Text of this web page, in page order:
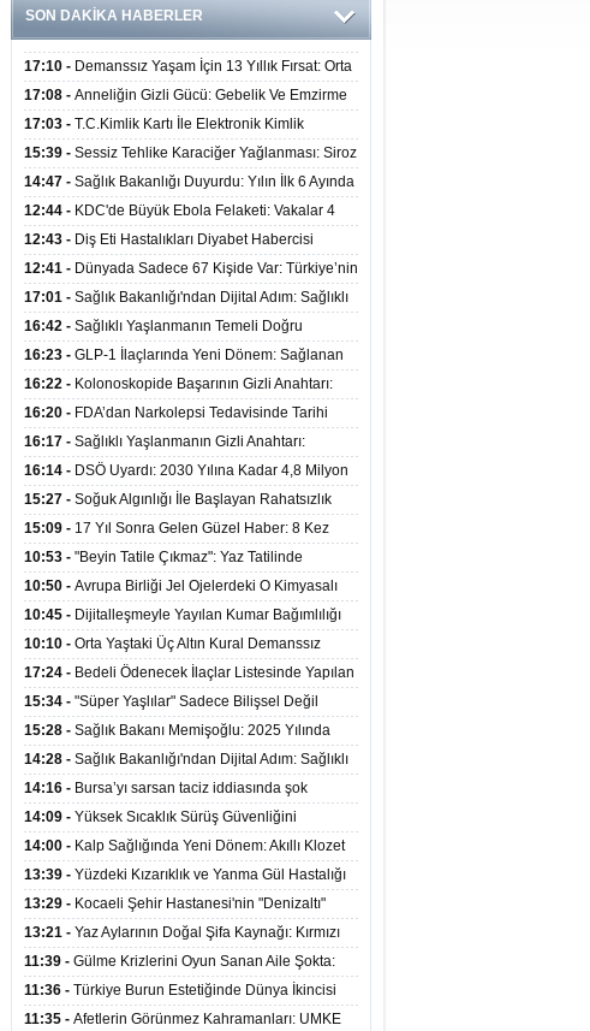
SON DAKİKA HABERLER
17:10 - Demanssız Yaşam İçin 13 Yıllık Fırsat: Orta
Yaştaki Yaşam Tarzı Beyin Sağlığını Belirliyor
17:08 - Anneliğin Gizli Gücü: Gebelik Ve Emzirme
Biyolojik Dayanıklılığı Artırabilir Mi?
17:03 - T.C.Kimlik Kartı İle Elektronik Kimlik
Doğrulama Yöntemi (Biyometrik Kimlik Doğrulama
Sistemi) 07.08.2026
15:39 - Sessiz Tehlike Karaciğer Yağlanması: Siroz
Ve Kalp Krizine Davetiye Çıkarıyor!
14:47 - Sağlık Bakanlığı Duyurdu: Yılın İlk 6 Ayında
10 Binden Fazla Hasta Hiperbarik Oksijen Tedavisi
Aldı
12:44 - KDC'de Büyük Ebola Felaketi: Vakalar 4
Bini Aştı, Virüste Mutasyon Şüphesi!
12:43 - Diş Eti Hastalıkları Diyabet Habercisi
Olabilir: Ağız Sağlığı Ve Şeker Arasındaki Çift Yönlü
Bağ Kanıtlandı
12:41 - Dünyada Sadece 67 Kişide Var: Türkiye’nin
İlk Bundgaard Sendromu Vakası Diyarbakır’da
Teşhis Edildi
17:01 - Sağlık Bakanlığı'ndan Dijital Adım: Sağlıklı
Hayat Merkezlerinde Uzaktan Danışmanlık Dönemi
Başladı
16:42 - Sağlıklı Yaşlanmanın Temeli Doğru
Beslenmeden Geçiyor: İleri Yaşta Hangi Besin
Öğelerine İhtiyaç Duyuluyor?
16:23 - GLP-1 İlaçlarında Yeni Dönem: Sağlanan
Faydalar Yalnızca Kilo Kaybıyla Sınırlı Değil
16:22 - Kolonoskopide Başarının Gizli Anahtarı:
Yetersiz Bağırsak Temizliği Poliplerin Gözden
Kaçmasına Neden Oluyor
16:20 - FDA’dan Narkolepsi Tedavisinde Tarihi
Onay: Oreksin Sistemini Hedefleyen İlk İlaç
Kullanıma Sunuldu
16:17 - Sağlıklı Yaşlanmanın Gizli Anahtarı:
Düzenli Kuvvet Antrenmanı Kas Ve Kemik Sağlığını
Koruyor
16:14 - DSÖ Uyardı: 2030 Yılına Kadar 4,8 Milyon
Hemşire ve Ebe Açığı Oluşabilir
15:27 - Soğuk Algınlığı İle Başlayan Rahatsızlık
Karaciğer Yetmezliği Çıktı: 17 Yıl Sonra Nakille
Hayata Tutundu
15:09 - 17 Yıl Sonra Gelen Güzel Haber: 8 Kez
Reddedilen Hastaya 9'uncu Çağrıda Nakil Yapıldı
10:53 - "Beyin Tatile Çıkmaz": Yaz Tatilinde
Öğrenilenlerin Yüzde 39'u Unutulabiliyor
10:50 - Avrupa Birliği Jel Ojelerdeki O Kimyasalı
Yasakladı: Kısırlık ve Alerji Riski Uyarısı
10:45 - Dijitalleşmeyle Yayılan Kumar Bağımlılığı
Beyni ve Aileyi Yıkıma Uğratıyor
10:10 - Orta Yaştaki Üç Altın Kural Demanssız
Yaşamı 13 Yıl Uzatabiliyor
17:24 - Bedeli Ödenecek İlaçlar Listesinde Yapılan
Düzenlemeler Hakkında Duyuru 2026/30
15:34 - "Süper Yaşlılar" Sadece Bilişsel Değil
Fiziksel Olarak da Daha Sağlıklı Yaşıyor
15:28 - Sağlık Bakanı Memişoğlu: 2025 Yılında
300 Bini Aşkın Kişiye Emzirme Eğitimi Verildi
14:28 - Sağlık Bakanlığı'ndan Dijital Adım: Sağlıklı
Hayat Merkezlerinde Uzaktan Sağlık Hizmeti
Başladı
14:16 - Bursa’yı sarsan taciz iddiasında şok
gelişme!
14:09 - Yüksek Sıcaklık Sürüş Güvenliğini
Düşürüyor: 40 Derecede Güvenli Sürüş Süresi 53
Dakikaya İniyor
14:00 - Kalp Sağlığında Yeni Dönem: Akıllı Klozet
Kapağı 30 Saniyede Ritim Bozukluğunu Tespit
Ediyor
13:39 - Yüzdeki Kızarıklık ve Yanma Gül Hastalığı
(Rozasea) Belirtisi Olabilir
13:29 - Kocaeli Şehir Hastanesi'nin "Denizaltı"
Görünümlü Ünitesi Hastalara Umut Oluyor
13:21 - Yaz Aylarının Doğal Şifa Kaynağı: Kırmızı
Meyveler Bağışıklığı ve Kalbi Koruyor
11:39 - Gülme Krizlerini Oyun Sanan Aile Şokta:
3,5 Yaşındaki Çocuk 8 Kez Felç Geçirdi
11:36 - Türkiye Burun Estetiğinde Dünya İkincisi
Oldu
11:35 - Afetlerin Görünmez Kahramanları: UMKE